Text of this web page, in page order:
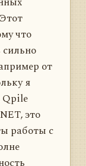
что
от
я
Qpile
это
работы с